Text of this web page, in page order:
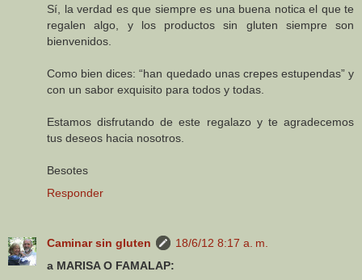
Sí, la verdad es que siempre es una buena notica el que te
regalen algo, y los productos sin gluten siempre son
bienvenidos.
Como bien dices: “han quedado unas crepes estupendas” y
con un sabor exquisito para todos y todas.
Estamos disfrutando de este regalazo y te agradecemos
tus deseos hacia nosotros.
Besotes
Responder
Caminar sin gluten
18/6/12 8:17 a. m.
a MARISA O FAMALAP: